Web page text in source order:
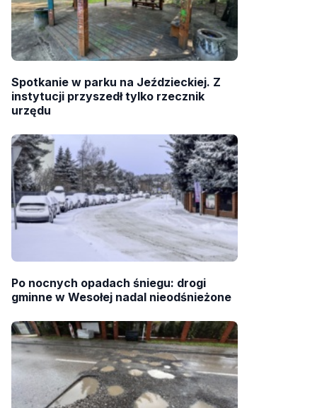
Spotkanie w parku na Jeździeckiej. Z
instytucji przyszedł tylko rzecznik
urzędu
Po nocnych opadach śniegu: drogi
gminne w Wesołej nadal nieodśnieżone